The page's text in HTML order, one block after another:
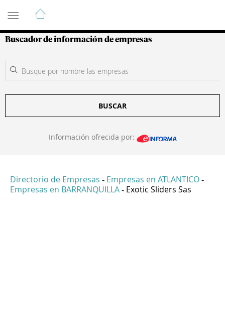
Guía de Empresas Colombianas
Buscador de información de empresas
BUSCAR
Información ofrecida por:
Directorio de Empresas - Empresas en ATLANTICO -
Empresas en BARRANQUILLA - Exotic Sliders Sas